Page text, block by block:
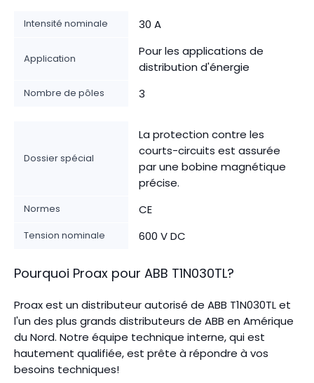
Intensité nominale 30 A
Application
Pour les applications de
distribution d'énergie
Nombre de pôles 3
Dossier spécial
La protection contre les
courts-circuits est assurée
par une bobine magnétique
précise.
Normes CE
Tension nominale 600 V DC
Pourquoi Proax pour ABB T1N030TL?
Proax est un distributeur autorisé de ABB T1N030TL et
l'un des plus grands distributeurs de ABB en Amérique
du Nord. Notre équipe technique interne, qui est
hautement qualifiée, est prête à répondre à vos
besoins techniques!